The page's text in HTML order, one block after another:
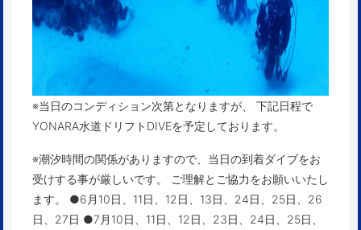
※当日のコンディション次第となりますが、 下記日程で
YONARA水道ドリフトDIVEを予定しております。
※潮汐時間の関係がありますので、当日の到着ダイブをお
受けする事が厳しいです。 ご理解とご協力をお願いいたし
ます。 ●6月10日、11日、12日、13日、24日、25日、26
日、27日 ●7月10日、11日、12日、23日、24日、25日、